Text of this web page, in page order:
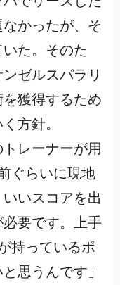
かったが、そ
た。そのた
ゼルスパラリ
獲得するため
方針。
トレーナーが用
ぐらいに現地
いスコアを出
要です。上手
持っているポ
思うんです」